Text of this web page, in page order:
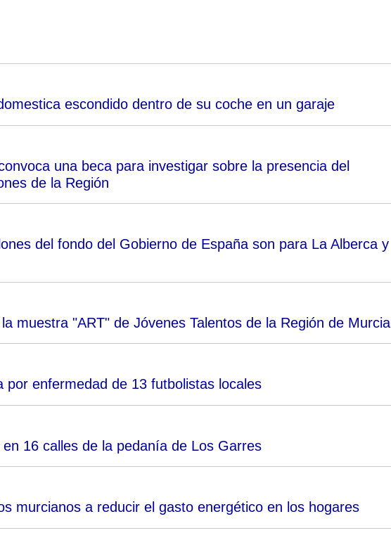
escondido dentro de su coche en un garaje
una beca para investigar sobre la presencia del
de la Región
del fondo del Gobierno de España son para La Alberca y
muestra "ART" de Jóvenes Talentos de la Región de Murcia
por enfermedad de 13 futbolistas locales
16 calles de la pedanía de Los Garres
murcianos a reducir el gasto energético en los hogares